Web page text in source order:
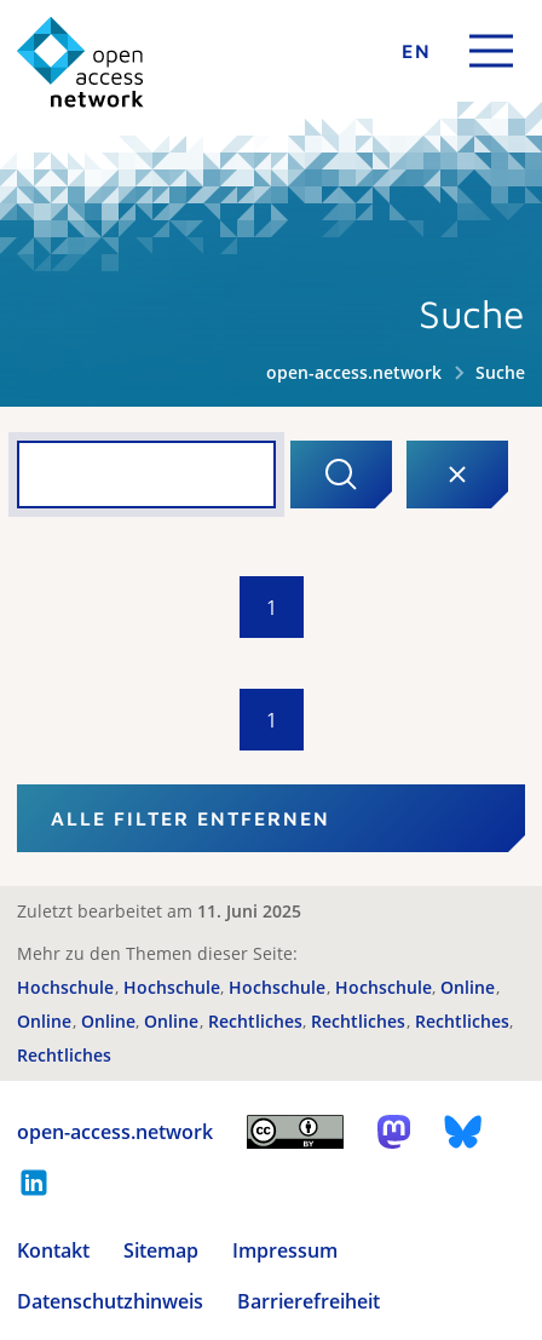
EN
Suche
open-access.network Suche
1
1
ALLE FILTER ENTFERNEN
Zuletzt bearbeitet am 11. Juni 2025
Mehr zu den Themen dieser Seite:
Hochschule Hochschule Hochschule Hochschule Online
Online Online Online Rechtliches Rechtliches Rechtliches
Rechtliches
open-access.network
Kontakt Sitemap
Impressum
Datenschutzhinweis
Barrierefreiheit